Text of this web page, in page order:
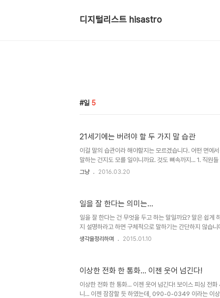
디지털리스트 hisastro
일 5
21세기에는 버려야 할 두 가지 말 습관
이걸 말의 습관이라 해야할지는 모르겠습니다. 어떤 면에
말하는 건지도 모를 일이니까요. 것도 뼈속까지... 1. 직원
남 돈 먹기가 쉽지 않다 언제부터 쓰여졌는지는 알 수 없으
라는 전제가 그렇게 만들었던 것 같습니다. 흔히 그래도 좀
다는 이가 내뱉는 말이라고는 쉽게 믿겨지지 않았기 때문
로..
그냥 2016.03.20
일을 잘 한다는 의미는...
일을 잘 한다는 건 무엇을 두고 하는 말일까요? 말은 쉽게
지 설명하라고 하면 구체적으로 말하기는 간단하지 않습
앞서 '일'이란 무엇일까요? 사전적 의미로야 그런대로 의미
있습니다. 그것은 한편으로 일을 시키는 쪽과 수행하는 쪽
생되기도 합니다. 그게 현실입니다. 그러나 대부분 일을
생각을정리하며 2015.01.10
이상한 전화 한 통화... 이젠 웃어 넘긴다!
이상한 전화 한 통화... 이젠 웃어 넘긴다! 보이스 피싱 전
니... 이젠 잠잠할 듯 하였는데, 090-0-0349 이라는 이상